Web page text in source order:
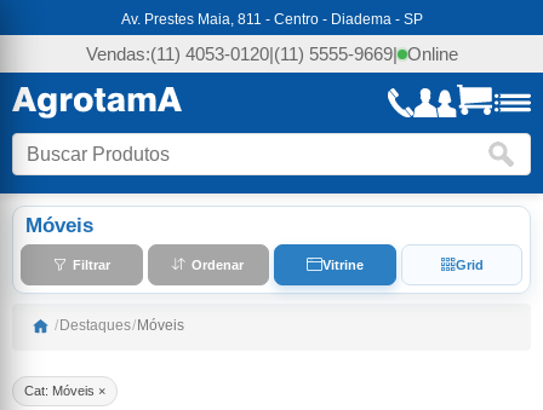
Av. Prestes Maia, 811 - Centro - Diadema - SP
Vendas:(11) 4053-0120|(11) 5555-9669| Online
Móveis
Filtrar Ordenar Vitrine Grid
/ Destaques/ Móveis
Cat: Móveis ×